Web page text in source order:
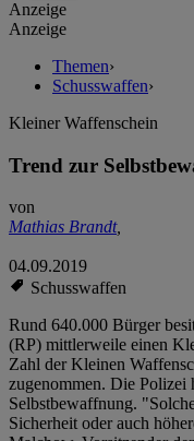
Anzeige
Anzeige
Themen›
Schusswaffen›
Kleiner Waffenschein
Trend zur
von
Mathias Brandt,
04.09.2019
Schusswaffen
Rund 640.000 Bürger
(RP) mittlerweile einen
Zahl der Kleinen
zugenommen. Die Polizei
Selbstbewaffnung.
Sicherheit oder auch